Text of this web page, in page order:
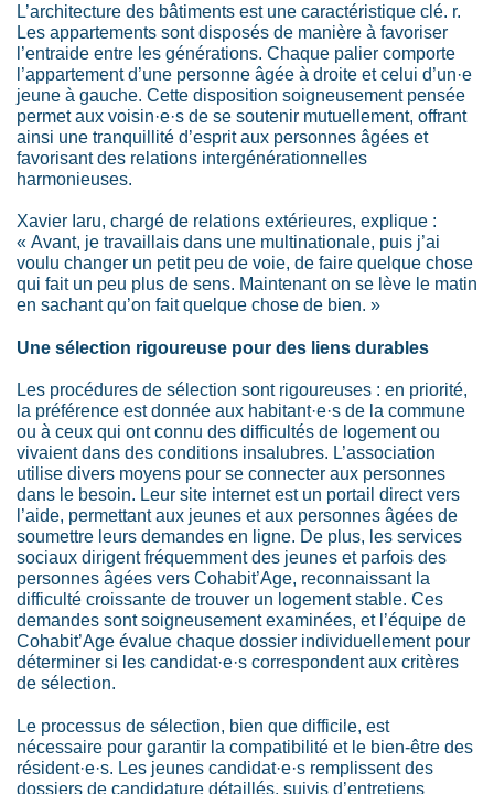
L’architecture des bâtiments est une caractéristique clé. r.
Les appartements sont disposés de manière à favoriser
l’entraide entre les générations. Chaque palier comporte
l’appartement d’une personne âgée à droite et celui d’un·e
jeune à gauche. Cette disposition soigneusement pensée
permet aux voisin·e·s de se soutenir mutuellement, offrant
ainsi une tranquillité d’esprit aux personnes âgées et
favorisant des relations intergénérationnelles
harmonieuses.
Xavier Iaru, chargé de relations extérieures, explique :
« Avant, je travaillais dans une multinationale, puis j’ai
voulu changer un petit peu de voie, de faire quelque chose
qui fait un peu plus de sens. Maintenant on se lève le matin
en sachant qu’on fait quelque chose de bien. »
Une sélection rigoureuse pour des liens durables
Les procédures de sélection sont rigoureuses : en priorité,
la préférence est donnée aux habitant·e·s de la commune
ou à ceux qui ont connu des difficultés de logement ou
vivaient dans des conditions insalubres. L’association
utilise divers moyens pour se connecter aux personnes
dans le besoin. Leur site internet est un portail direct vers
l’aide, permettant aux jeunes et aux personnes âgées de
soumettre leurs demandes en ligne. De plus, les services
sociaux dirigent fréquemment des jeunes et parfois des
personnes âgées vers Cohabit’Age, reconnaissant la
difficulté croissante de trouver un logement stable. Ces
demandes sont soigneusement examinées, et l’équipe de
Cohabit’Age évalue chaque dossier individuellement pour
déterminer si les candidat·e·s correspondent aux critères
de sélection.
Le processus de sélection, bien que difficile, est
nécessaire pour garantir la compatibilité et le bien-être des
résident·e·s. Les jeunes candidat·e·s remplissent des
dossiers de candidature détaillés, suivis d’entretiens